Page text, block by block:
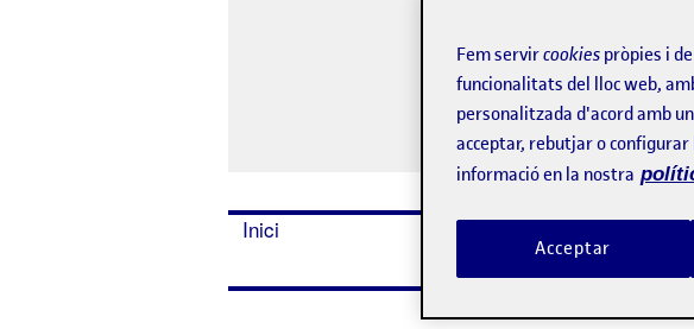
Inici Programa
Fem servircookies pròpies i
funcionalitats del lloc web,
personalitzada d'acord amb
acceptar, rebutjar o
informació en la nostra
Acceptar